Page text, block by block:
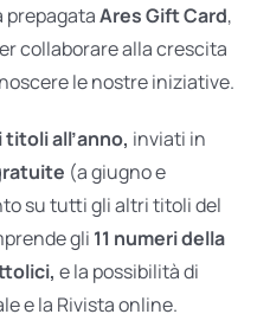
prepagataAres Gift Card,
collaborare alla crescita
le nostre iniziative.
all’anno, inviati in
(a giugno e
su tutti gli altri titoli del
gli 11 numeri della
e la possibilità di
e la Rivista online.